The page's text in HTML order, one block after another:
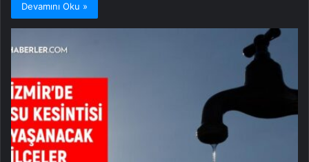
Devamını Oku »